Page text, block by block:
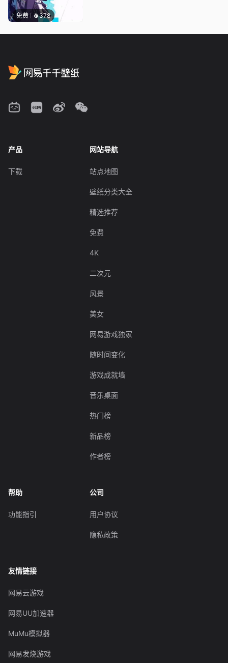
免费 378
产品
下载
网站导航
站点地图
壁纸分类大全
精选推荐
免费
4K
二次元
风景
美女
网易游戏独家
随时间变化
游戏成就墙
音乐桌面
热门榜
新品榜
作者榜
帮助
功能指引
公司
用户协议
隐私政策
友情链接
网易云游戏
网易UU加速器
MuMu模拟器
网易发烧游戏